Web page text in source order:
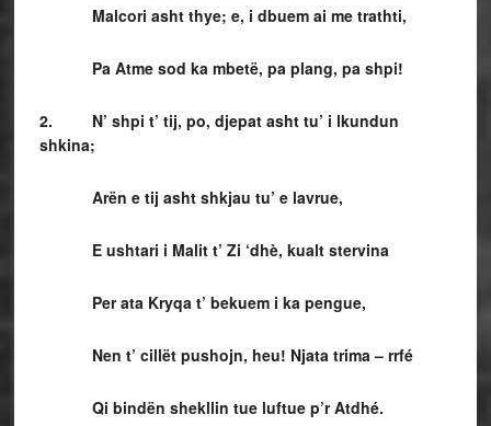
Malcori asht thye; e, i dbuem ai me trathti,
Pa Atme sod ka mbetë, pa plang, pa shpi!
2. N’ shpi t’ tij, po, djepat asht tu’ i lkundun
shkina;
Arën e tij asht shkjau tu’ e lavrue,
E ushtari i Malit t’ Zi ‘dhè, kualt stervina
Per ata Kryqa t’ bekuem i ka pengue,
Nen t’ cillët pushojn, heu! Njata trima – rrfé
Qi bindën shekllin tue luftue p’r Atdhé.